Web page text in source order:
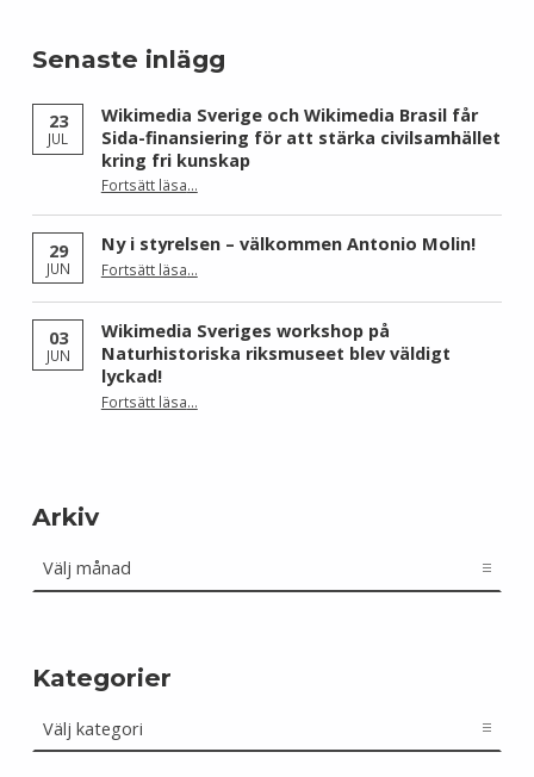
Senaste inlägg
23
JUL
Wikimedia Sverige och Wikimedia Brasil får
Sida-finansiering för att stärka civilsamhället
kring fri kunskap
Fortsätt läsa“Wikimedia Sverige och Wikimedia Brasil får Sida-finansiering för att stärka civilsamhället kring fri kunskap”
…
29
JUN
Ny i styrelsen – välkommen Antonio Molin!
Fortsätt läsa“Ny i styrelsen – välkommen Antonio Molin!”
…
03
JUN
Wikimedia Sveriges workshop på
Naturhistoriska riksmuseet blev väldigt
lyckad!
Fortsätt läsa“Wikimedia Sveriges workshop på Naturhistoriska riksmuseet blev väldigt lyckad!”
…
Arkiv
Kategorier